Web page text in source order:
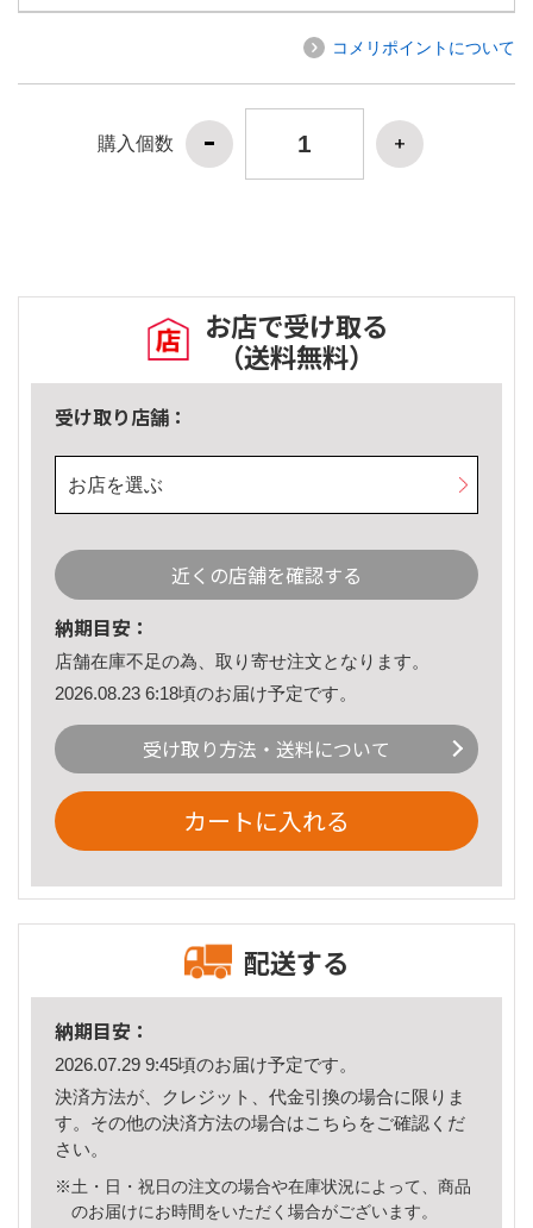
コメリポイントについて
購入個数
お店で受け取る
（送料無料）
受け取り店舗：
お店を選ぶ
近くの店舗を確認する
納期目安：
店舗在庫不足の為、取り寄せ注文となります。
2026.08.23 6:18頃のお届け予定です。
受け取り方法・送料について
カートに入れる
配送する
納期目安：
2026.07.29 9:45頃のお届け予定です。
決済方法が、クレジット、代金引換の場合に限りま
す。その他の決済方法の場合はこちら をご確認くだ
さい。
※土・日・祝日の注文の場合や在庫状況によって、商品
のお届けにお時間をいただく場合がございます。